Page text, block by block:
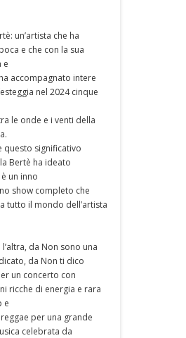
un’artista che ha
e che con la sua
e
accompagnato intere
nel 2024 cinque
le onde e i venti della
questo significativo
Bertè ha ideato
è un inno
show completo che
tutto il mondo dell’artista
da Non sono una
da Non ti dico
un concerto con
ricche di energia e rara
e
per una grande
celebrata da